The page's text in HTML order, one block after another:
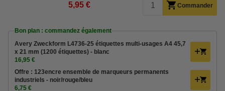
5,95 € Commander
Bon plan : commandez également
Avery Zweckform L4736-25 étiquettes multi-usages A4 45,7
x 21 mm (1200 étiquettes) - blanc
16,95 €
Offre : 123encre ensemble de marqueurs permanents
industriels - noir/rouge/bleu
6,75 €